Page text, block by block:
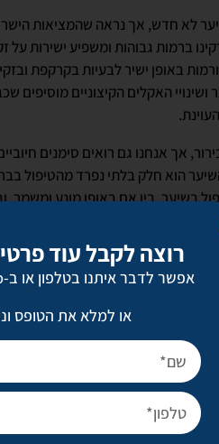
לא חדש, אך נראה שהמציאות
ברמות גבוהות ומשפיע ישירות
באופן ישיר לבעיות בקרקפת
ושינויי האקלים הקיצוניים
אך אנחנו גם רואים סימנים
הוא חלק בלתי נפרד מהטיפול
בשיער, בין אם באופן מונע ומשמר,
אישית יכולים לסייע בשיקום
הפעלת רובוט, אבל לפני הפתרון
קוד גנטי. זאת אומרת, יש
למשל: חלק רב מהחיילים שחזרו
ומעל הכל, מתח נפשי, פחד
בקרב משרתי ומשרתות צה"ל בכל
להאט את
רוצה לקבל עוד
אפשר לדבר איתנו בטלפון או ב-WhatsApp במספר: 03-5278128
או למלא את הטופס